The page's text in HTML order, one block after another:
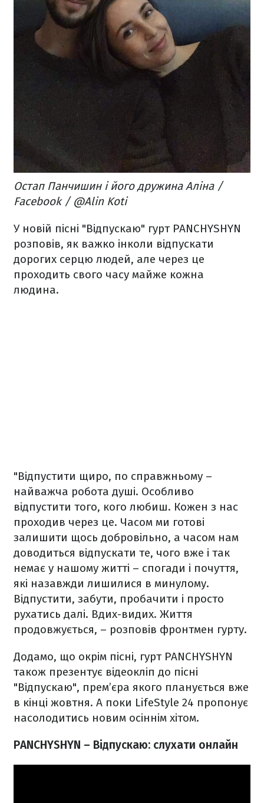
Остап Панчишин і його дружина Аліна /
Facebook / @Alin Koti
У новій пісні "Відпускаю" гурт PANCHYSHYN
розповів, як важко інколи відпускати
дорогих серцю людей, але через це
проходить свого часу майже кожна
людина.
"Відпустити щиро, по справжньому –
найважча робота душі. Особливо
відпустити того, кого любиш. Кожен з нас
проходив через це. Часом ми готові
залишити щось добровільно, а часом нам
доводиться відпускати те, чого вже і так
немає у нашому житті – спогади і почуття,
які назавжди лишилися в минулому.
Відпустити, забути, пробачити і просто
рухатись далі. Вдих-видих. Життя
продовжується, – розповів фронтмен гурту.
Додамо, що окрім пісні, гурт PANCHYSHYN
також презентує відеокліп до пісні
"Відпускаю", прем’єра якого планується вже
в кінці жовтня. А поки LifeStyle 24 пропонує
насолодитись новим осіннім хітом.
PANCHYSHYN – Відпускаю: слухати онлайн